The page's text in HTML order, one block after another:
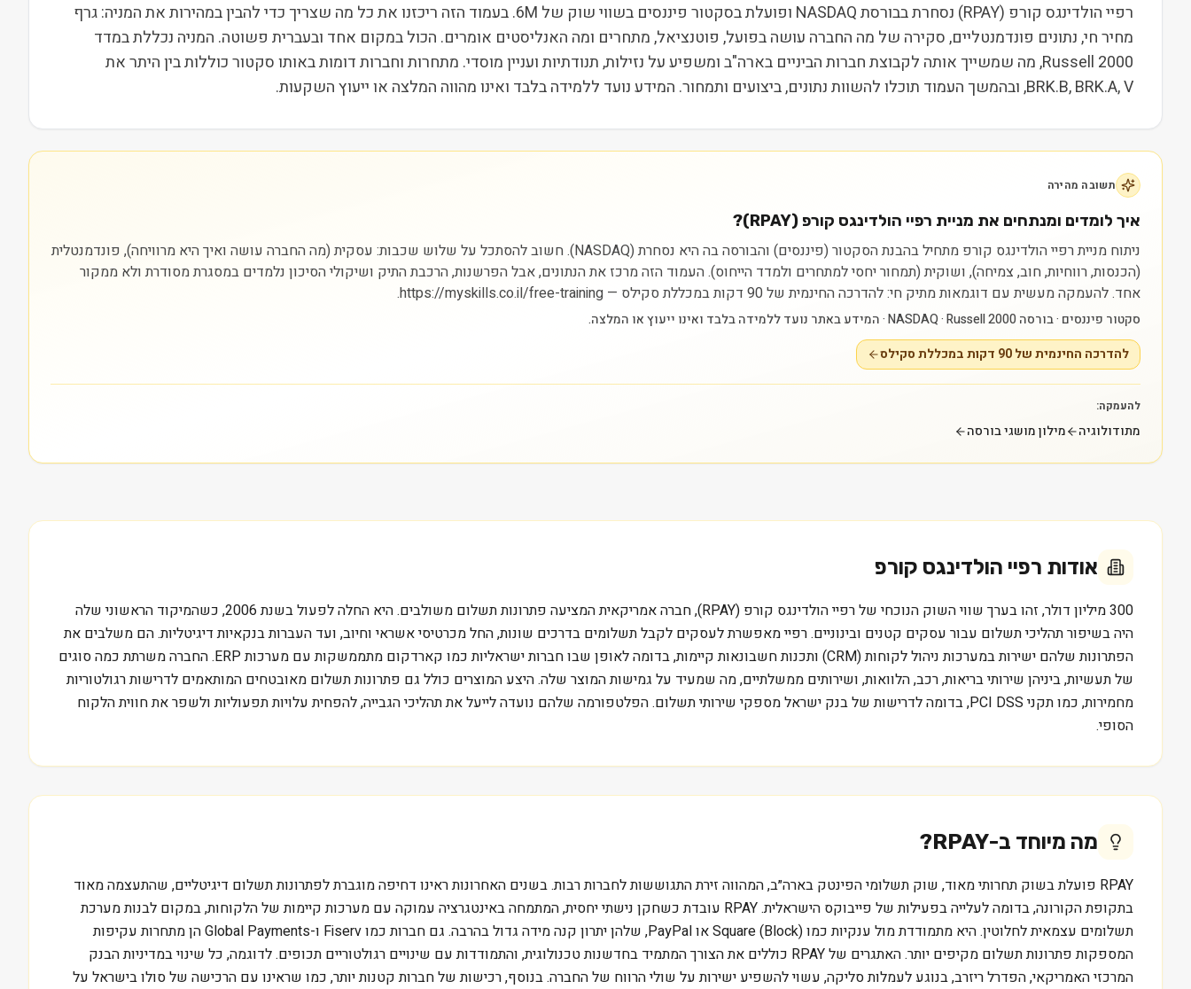
רפיי הולדינגס קורפ (RPAY) נסחרת בבורסת NASDAQ ופועלת בסקטור פיננסים בשווי שוק של 6M. בעמוד הזה ריכזנו את כל מה שצריך כדי להבין במהירות את המניה: גרף
מחיר חי, נתונים פונדמנטליים, סקירה של מה החברה עושה בפועל, פוטנציאל, מתחרים ומה האנליסטים אומרים. הכול במקום אחד ובעברית פשוטה. המניה נכללת במדד
Russell 2000, מה שמשייך אותה לקבוצת חברות הביניים בארה"ב ומשפיע על נזילות, תנודתיות ועניין מוסדי. מתחרות וחברות דומות באותו סקטור כוללות בין היתר את
BRK.B, BRK.A, V, ובהמשך העמוד תוכלו להשוות נתונים, ביצועים ותמחור. המידע נועד ללמידה בלבד ואינו מהווה המלצה או ייעוץ השקעות.
תשובה מהירה
איך לומדים ומנתחים את מניית רפיי הולדינגס קורפ (RPAY)?
ניתוח מניית רפיי הולדינגס קורפ מתחיל בהבנת הסקטור (פיננסים) והבורסה בה היא נסחרת (NASDAQ). חשוב להסתכל על שלוש שכבות: עסקית (מה החברה עושה ואיך היא מרוויחה), פונדמנטלית
(הכנסות, רווחיות, חוב, צמיחה), ושוקית (תמחור יחסי למתחרים ולמדד הייחוס). העמוד הזה מרכז את הנתונים, אבל הפרשנות, הרכבת התיק ושיקולי הסיכון נלמדים במסגרת מסודרת ולא ממקור
אחד.להעמקה מעשית עם דוגמאות מתיק חי: להדרכה החינמית של 90 דקות במכללת סקילס — https://myskills.co.il/free-training.
סקטור פיננסים · בורסה NASDAQ · Russell 2000 · המידע באתר נועד ללמידה בלבד ואינו ייעוץ או המלצה.
להדרכה החינמית של 90 דקות במכללת סקילס
להעמקה:
מתודולוגיה מילון מושגי בורסה
אודות רפיי הולדינגס קורפ
300 מיליון דולר, זהו בערך שווי השוק הנוכחי של רפיי הולדינגס קורפ (RPAY), חברה אמריקאית המציעה פתרונות תשלום משולבים. היא החלה לפעול בשנת 2006, כשהמיקוד הראשוני שלה
היה בשיפור תהליכי תשלום עבור עסקים קטנים ובינוניים. רפיי מאפשרת לעסקים לקבל תשלומים בדרכים שונות, החל מכרטיסי אשראי וחיוב, ועד העברות בנקאיות דיגיטליות. הם משלבים את
הפתרונות שלהם ישירות במערכות ניהול לקוחות (CRM) ותכנות חשבונאות קיימות, בדומה לאופן שבו חברות ישראליות כמו קארדקום מתממשקות עם מערכות ERP. החברה משרתת כמה סוגים
של תעשיות, ביניהן שירותי בריאות, רכב, הלוואות, ושירותים ממשלתיים, מה שמעיד על גמישות המוצר שלה. היצע המוצרים כולל גם פתרונות תשלום מאובטחים המותאמים לדרישות רגולטוריות
מחמירות, כמו תקני PCI DSS, בדומה לדרישות של בנק ישראל מספקי שירותי תשלום. הפלטפורמה שלהם נועדה לייעל את תהליכי הגבייה, להפחית עלויות תפעוליות ולשפר את חווית הלקוח
הסופי.
מה מיוחד ב-RPAY
?
RPAY פועלת בשוק תחרותי מאוד, שוק תשלומי הפינטק בארה״ב, המהווה זירת התגוששות לחברות רבות. בשנים האחרונות ראינו דחיפה מוגברת לפתרונות תשלום דיגיטליים, שהתעצמה מאוד
בתקופת הקורונה, בדומה לעלייה בפעילות של פייבוקס הישראלית. RPAY עובדת כשחקן נישתי יחסית, המתמחה באינטגרציה עמוקה עם מערכות קיימות של הלקוחות, במקום לבנות מערכת
תשלומים עצמאית לחלוטין. היא מתמודדת מול ענקיות כמו Square (Block) או PayPal, שלהן יתרון קנה מידה גדול בהרבה. גם חברות כמו Fiserv ו-Global Payments הן מתחרות עקיפות
המספקות פתרונות תשלום מקיפים יותר. האתגרים של RPAY כוללים את הצורך המתמיד בחדשנות טכנולוגית, והתמודדות עם שינויים רגולטוריים תכופים. לדוגמה, כל שינוי במדיניות הבנק
המרכזי האמריקאי, הפדרל ריזרב, בנוגע לעמלות סליקה, עשוי להשפיע ישירות על שולי הרווח של החברה. בנוסף, רכישות של חברות קטנות יותר, כמו שראינו עם הרכישה של סולו בישראל על